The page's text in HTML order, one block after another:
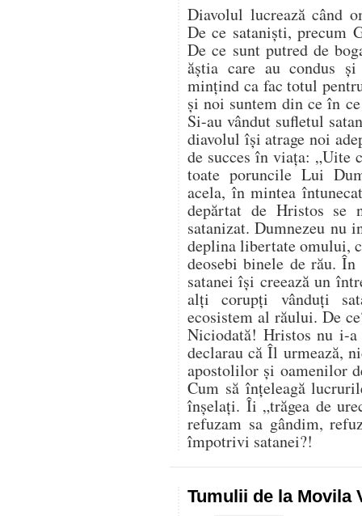
Diavolul lucrează când
De ce sataniști, precum
De ce sunt putred de
ăștia care au condus
mințind ca fac totul
și noi suntem din ce în
Si-au vândut sufletul
diavolul își atrage noi
de succes în viața: „Uite
toate poruncile Lui
acela, în mintea
depărtat de Hristos se
satanizat. Dumnezeu nu
deplina libertate omului,
deosebi binele de rău.
satanei își creează un
alți corupți vânduți
ecosistem al răului. De
Niciodată! Hristos nu i-
declarau că Îl urmează,
apostolilor și oamenilor
Cum să înțeleagă
înșelați. Îi „trăgea de
refuzam sa gândim,
împotrivi satanei?!
Tumulii de la